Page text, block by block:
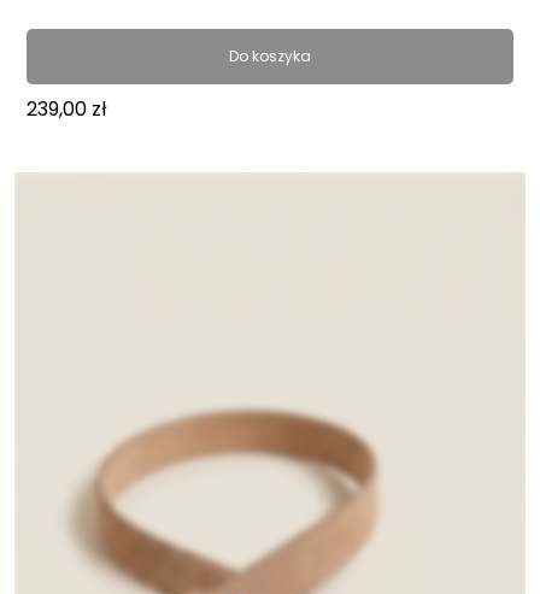
Do koszyka
239,00 zł